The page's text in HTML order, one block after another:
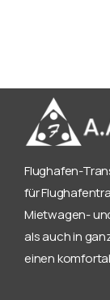
Flughafen-
für
Mietwagen-
als auch in
einen